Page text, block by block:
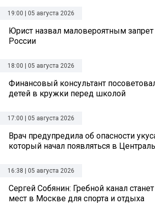
19:00 | 05 августа 2026
Юрист назвал маловероятным
России
18:00 | 05 августа 2026
Финансовый консультант
детей в кружки перед школой
17:00 | 05 августа 2026
Врач предупредила об опасности
который начал появляться в
16:38 | 05 августа 2026
Сергей Собянин: Гребной канал
мест в Москве для спорта и отдыха